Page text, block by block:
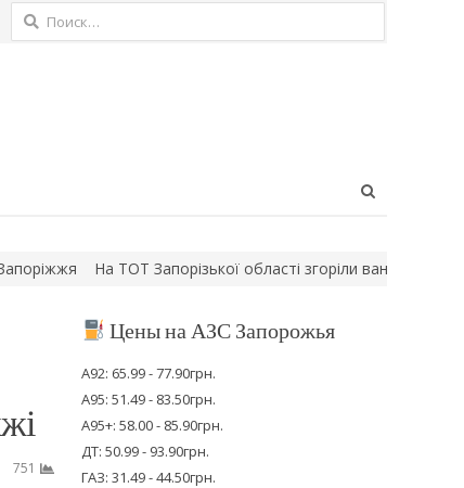
Найти:
На ТОТ Запорізької області згоріли вантажівки
751
Цены на АЗС Запорожья
А92: 65.99 - 77.90грн.
А95: 51.49 - 83.50грн.
А95+: 58.00 - 85.90грн.
ДТ: 50.99 - 93.90грн.
ГАЗ: 31.49 - 44.50грн.